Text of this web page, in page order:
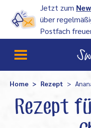
Jetzt zum
über
Postfach
Home Rezept
Rezept